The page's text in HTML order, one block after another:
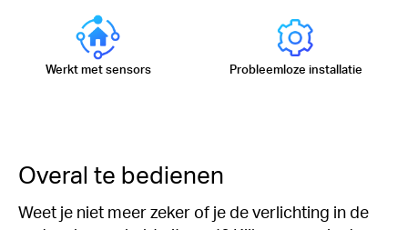
Werkt met sensors Probleemloze installatie
Overal te bedienen
Weet je niet meer zeker of je de verlichting in de